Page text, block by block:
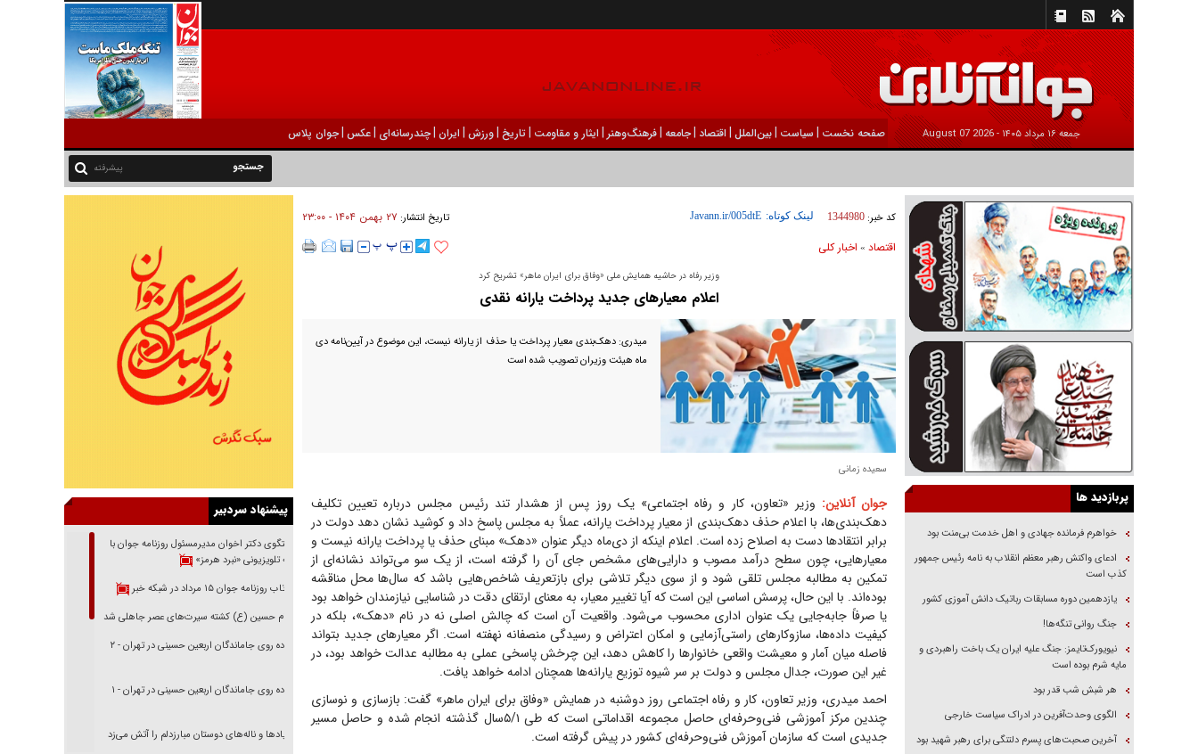
جمعه ۱۶ مرداد ۱۴۰۵ - 2026 August 07 صفحه نخست | سیاست |بين‌الملل | اقتصاد |جامعه |فرهنگ‌و‌هنر | ایثار و مقاومت |تاریخ |ورزش | ايران |چندرسانه‌ای |عکس |جوان پلاس
پیشرفته
کد خبر: 1344980 لینک کوتاه: تاریخ انتشار: ۲۷ بهمن ۱۴۰۴ - ۲۳:۰۰
اقتصاد» اخبار کلی
وزیر رفاه در حاشیه همایش ملی «وفاق برای ایران ماهر» تشریح کرد
اعلام معیار‌های جدید پرداخت یارانه نقدی
میدری: دهک‌بندی معیار پرداخت یا حذف از یارانه نیست، این موضوع در آیین‌نامه دی
ماه هیئت وزیران تصویب شده است
سعیده زمانی
جوان آنلاین: وزیر «تعاون، کار و رفاه اجتماعی» یک روز پس از هشدار تند رئیس مجلس درباره تعیین تکلیف
دهک‌بندی‌ها، با اعلام حذف دهک‌بندی از معیار پرداخت یارانه، عملاً به مجلس پاسخ داد و کوشید نشان دهد دولت در
برابر انتقاد‌ها دست به اصلاح زده است. اعلام اینکه از دی‌ماه دیگر عنوان «دهک» مبنای حذف یا پرداخت یارانه نیست و
معیارهایی، چون سطح درآمد مصوب و دارایی‌های مشخص جای آن را گرفته است، از یک سو می‌تواند نشانه‌ای از
تمکین به مطالبه مجلس تلقی شود و از سوی دیگر تلاشی برای بازتعریف شاخص‌هایی باشد که سال‌ها محل مناقشه
بوده‌اند. با این حال، پرسش اساسی این است که آیا تغییر معیار، به معنای ارتقای دقت در شناسایی نیازمندان خواهد بود
یا صرفاً جابه‌جایی یک عنوان اداری محسوب می‌شود. واقعیت آن است که چالش اصلی نه در نام «دهک»، بلکه در
کیفیت داده‌ها، سازوکار‌های راستی‌آزمایی و امکان اعتراض و رسیدگی منصفانه نهفته است. اگر معیار‌های جدید بتواند
فاصله میان آمار و معیشت واقعی خانوار‌ها را کاهش دهد، این چرخش پاسخی عملی به مطالبه عدالت خواهد بود، در
غیر این صورت، جدال مجلس و دولت بر سر شیوه توزیع یارانه‌ها همچنان ادامه خواهد یافت.
احمد میدری، وزیر تعاون، کار و رفاه اجتماعی روز دوشنبه در همایش «وفاق برای ایران ماهر» گفت: بازسازی و نوسازی
چندین مرکز آموزشی فنی‌وحرفه‌ای حاصل مجموعه اقداماتی است که طی ۵/۱‌سال گذشته انجام شده و حاصل مسیر
جدیدی است که سازمان آموزش فنی‌و‌حرفه‌ای کشور در پیش گرفته است.
پربازدید ها
خواهرم فرمانده جهادی و اهل خدمت بی‌منت بود
ادعای واکنش رهبر معظم انقلاب به نامه رئیس جمهور
کذب است
یازدهمین دوره مسابقات رباتیک دانش آموزی کشور
جنگ روانی تنگه‌ها!
نیویورک‌تایمز: جنگ علیه ایران یک باخت راهبردی و
مایه شرم بوده است
هر شبش شب قدر بود
الگوی وحدت‌آفرین در ادراک سیاست خارجی
آخرین صحبت‌های پسرم دلتنگی برای رهبر شهید بود
پیشنهاد سردبیر
گفتگوی دکتر اخوان مدیرمسئول روزنامه جوان با
برنامه تلویزیونی «نبرد هرمز»
بازتاب روزنامه جوان ۱۵ مرداد در شبکه خبر
امام حسین (ع) کشته سیرت‌های عصر جاهلی شد
پیاده روی جاماندگان اربعین حسینی در تهران - ۲
پیاده روی جاماندگان اربعین حسینی در تهران - ۱
فریاد‌ها و ناله‌های دوستان مبارزدلم را آتش می‌زد